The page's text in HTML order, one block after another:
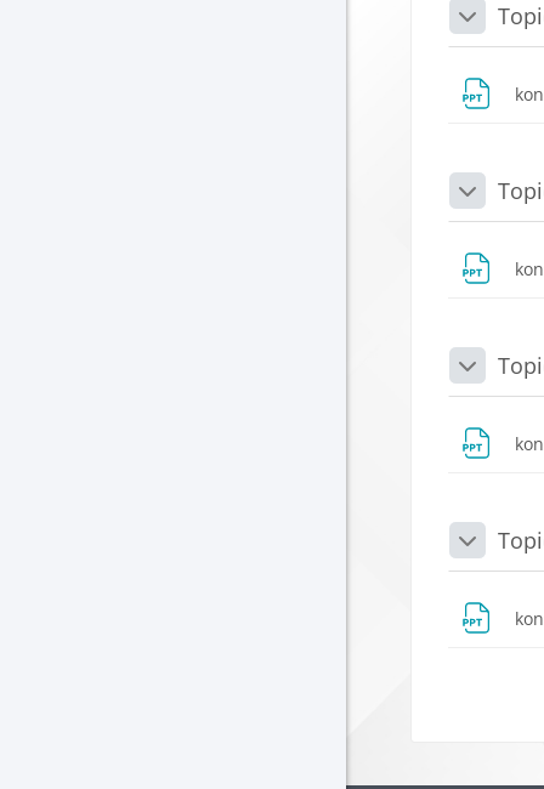
Daralt
Daralt
Daralt
Daralt